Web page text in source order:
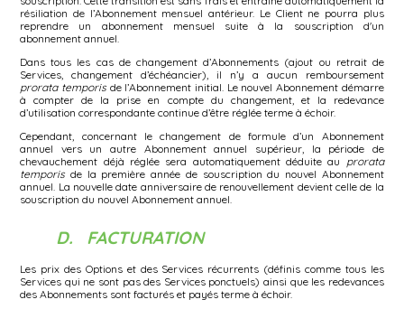
résiliation de l’Abonnement mensuel antérieur. Le Client ne pourra plus
reprendre un abonnement mensuel suite à la souscription d'un
abonnement annuel.
Dans tous les cas de changement d’Abonnements (ajout ou retrait de
Services, changement d’échéancier), il n’y a aucun remboursement
prorata temporisde l’Abonnement initial. Le nouvel Abonnement démarre
à compter de la prise en compte du changement, et la redevance
d’utilisation correspondante continue d’être réglée terme à échoir.
Cependant, concernant le changement de formule d’un Abonnement
annuel vers un autre Abonnement annuel supérieur, la période de
chevauchement déjà réglée sera automatiquement déduite au prorata
temporis de la première année de souscription du nouvel Abonnement
annuel. La nouvelle date anniversaire de renouvellement devient celle de la
souscription du nouvel Abonnement annuel.
D. FACTURATION
Les prix des Options et des Services récurrents (définis comme tous les
Services qui ne sont pas des Services ponctuels) ainsi que les redevances
des Abonnements sont facturés et payés terme à échoir.